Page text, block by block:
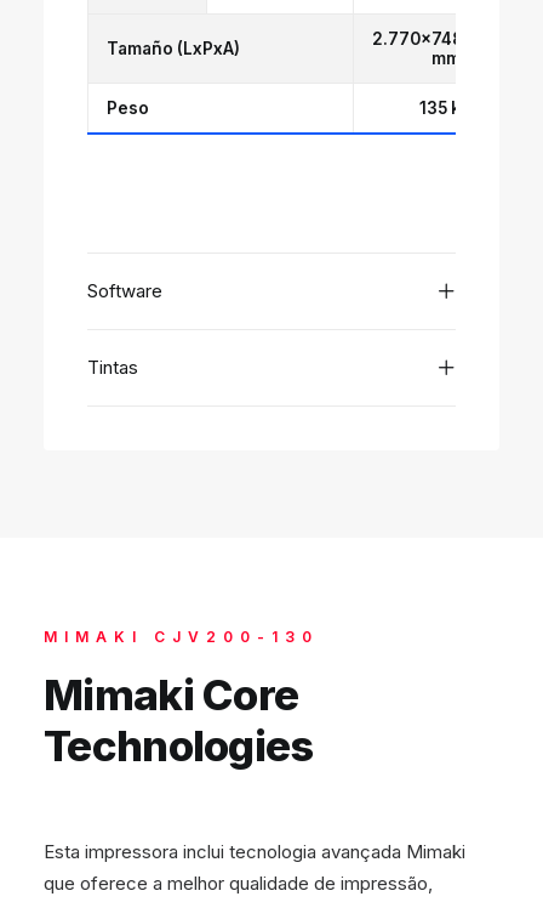
Tamaño (LxPxA)
2.770×748×1.370
mm
Peso 135 kg
Software
Tintas
MIMAKI CJV200-130
Mimaki Core
Technologies
Esta impressora inclui tecnologia avançada Mimaki
que oferece a melhor qualidade de impressão,